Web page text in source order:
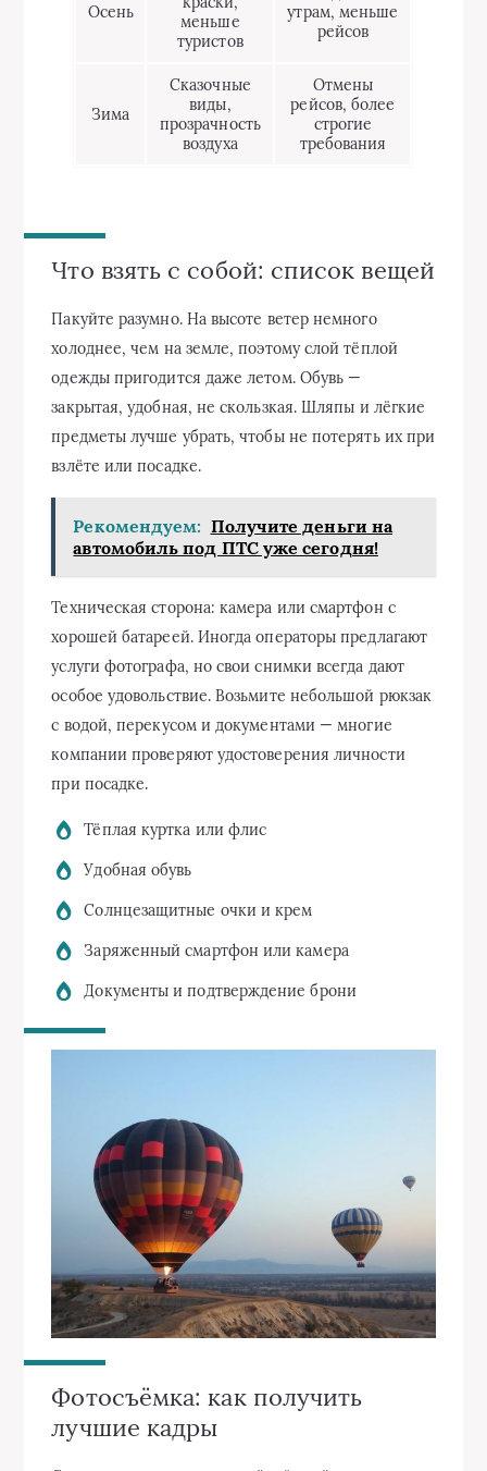
Осень
меньше
туристов
утрам, меньше
рейсов
Зима
Сказочные
виды,
прозрачность
воздуха
Отмены
рейсов, более
строгие
требования
Что взять с собой: список вещей
Пакуйте разумно. На высоте ветер немного
холоднее, чем на земле, поэтому слой тёплой
одежды пригодится даже летом. Обувь —
закрытая, удобная, не скользкая. Шляпы и лёгкие
предметы лучше убрать, чтобы не потерять их при
взлёте или посадке.
Рекомендуем: Получите деньги на
автомобиль под ПТС уже сегодня!
Техническая сторона: камера или смартфон с
хорошей батареей. Иногда операторы предлагают
услуги фотографа, но свои снимки всегда дают
особое удовольствие. Возьмите небольшой рюкзак
с водой, перекусом и документами — многие
компании проверяют удостоверения личности
при посадке.
Тёплая куртка или флис
Удобная обувь
Солнцезащитные очки и крем
Заряженный смартфон или камера
Документы и подтверждение брони
Фотосъёмка: как получить
лучшие кадры